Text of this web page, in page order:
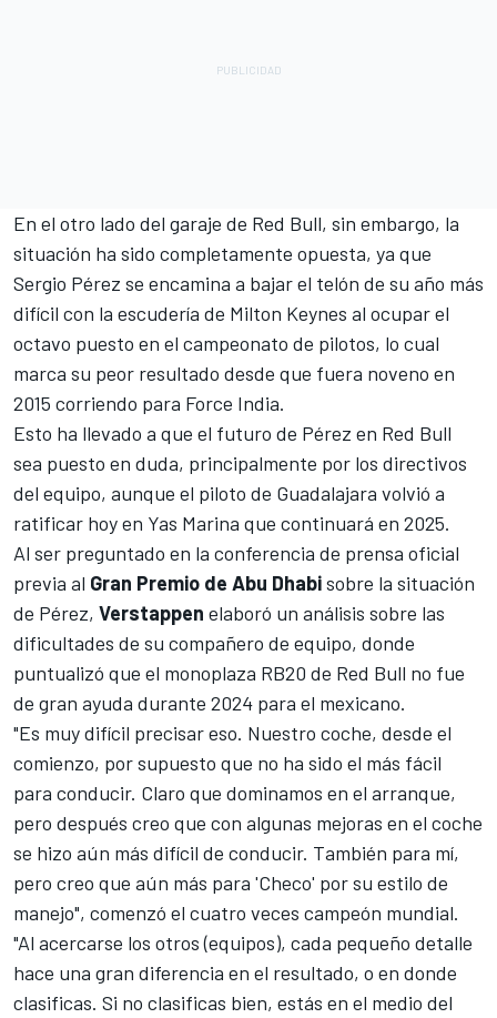
En el otro lado del garaje de Red Bull, sin embargo, la
situación ha sido completamente opuesta, ya que
Sergio Pérez se encamina a bajar el telón de su año más
difícil con la escudería de Milton Keynes al ocupar el
octavo puesto en el campeonato de pilotos, lo cual
marca su peor resultado desde que fuera noveno en
2015 corriendo para Force India.
Esto ha llevado a que el futuro de Pérez en Red Bull
sea puesto en duda, principalmente por los directivos
del equipo, aunque el piloto de Guadalajara volvió a
ratificar hoy en Yas Marina que continuará en 2025.
Al ser preguntado en la conferencia de prensa oficial
previa al Gran Premio de Abu Dhabisobre la situación
de Pérez, Verstappen elaboró un análisis sobre las
dificultades de su compañero de equipo, donde
puntualizó que el monoplaza RB20 de Red Bull no fue
de gran ayuda durante 2024 para el mexicano.
"Es muy difícil precisar eso. Nuestro coche, desde el
comienzo, por supuesto que no ha sido el más fácil
para conducir. Claro que dominamos en el arranque,
pero después creo que con algunas mejoras en el coche
se hizo aún más difícil de conducir. También para mí,
pero creo que aún más para 'Checo' por su estilo de
manejo", comenzó el cuatro veces campeón mundial.
"Al acercarse los otros (equipos), cada pequeño detalle
hace una gran diferencia en el resultado, o en donde
clasificas. Si no clasificas bien, estás en el medio del